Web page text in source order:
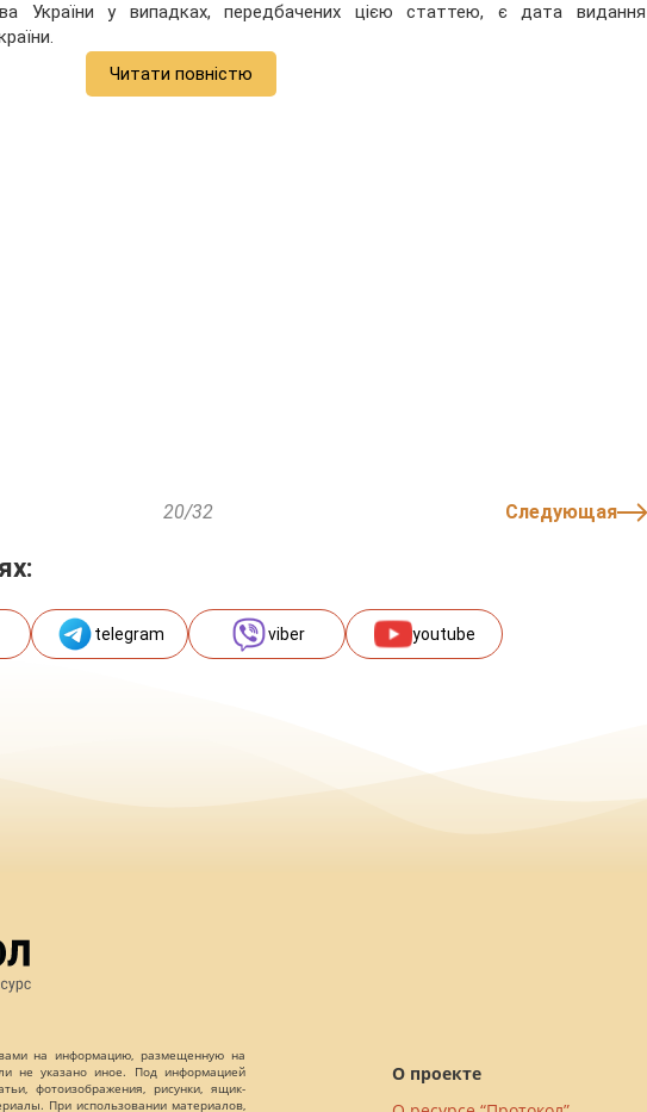
України у випадках, передбачених цією статтею, є дата видання
Читати повністю
20/32 Следующая
telegram viber youtube
на информацию, размещенную на
не указано иное. Под информацией
фотоизображения, рисунки, ящик-
При использовании материалов,
О проекте